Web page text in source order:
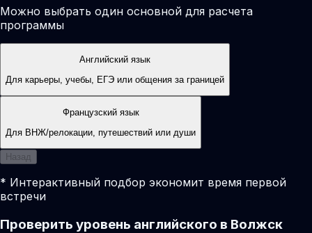
Можно выбрать один основной для расчета
программы
Английский язык
Для карьеры, учебы, ЕГЭ или общения за границей
Французский язык
Для ВНЖ/релокации, путешествий или души
Назад
* Интерактивный подбор экономит время первой
встречи
Проверить уровень английского в Волжск